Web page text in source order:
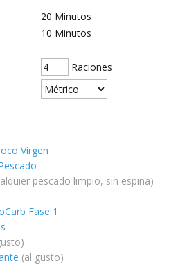
20 Minutos
10 Minutos
Raciones
Virgen
pescado limpio, sin espina)
Fase 1
(al gusto)